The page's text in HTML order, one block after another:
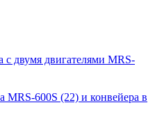
с двумя двигателями MRS-
MRS-600S (22) и конвейера в